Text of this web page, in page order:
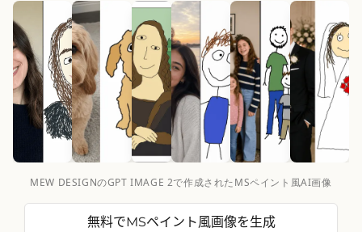
MEW DESIGNのGPT IMAGE 2で作成されたMSペイント風AI画像
無料でMSペイント風画像を生成